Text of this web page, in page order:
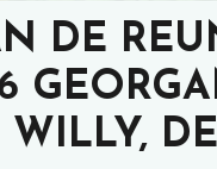
DE
WILLY,